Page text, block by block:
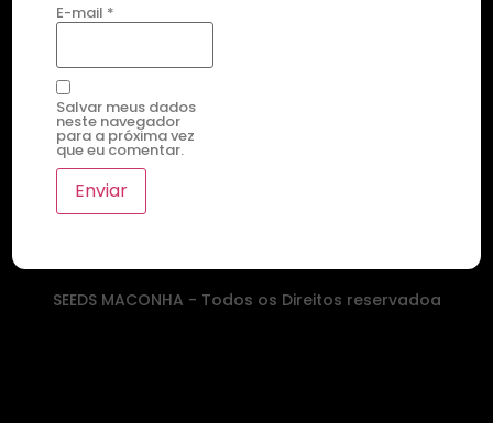
E-mail *
Salvar meus dados
neste navegador
para a próxima vez
que eu comentar.
SEEDS MACONHA - Todos os Direitos reservadoa